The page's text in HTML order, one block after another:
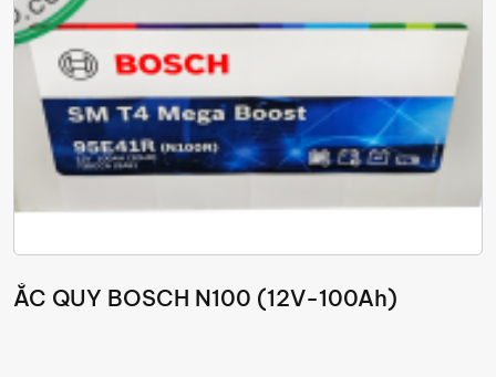
ẮC QUY BOSCH N100 (12V-100Ah)